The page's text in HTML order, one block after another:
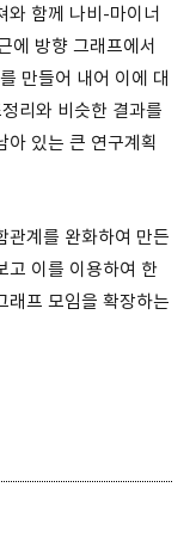
함께 나비-마이너
에 방향 그래프에서
만들어 내어 이에 대
리와 비슷한 결과를
아 있는 큰 연구계획
관계를 완화하여 만든
고 이를 이용하여 한
래프 모임을 확장하는